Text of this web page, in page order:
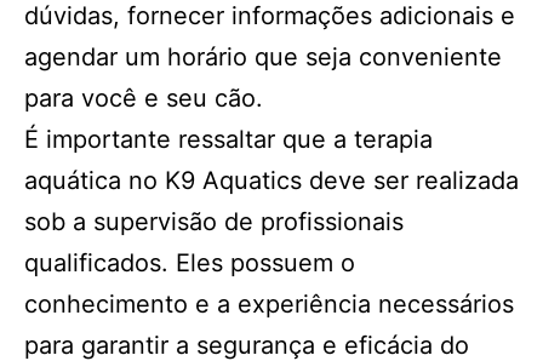
dúvidas, fornecer informações adicionais e
agendar um horário que seja conveniente
para você e seu cão.
É importante ressaltar que a terapia
aquática no K9 Aquatics deve ser realizada
sob a supervisão de profissionais
qualificados. Eles possuem o
conhecimento e a experiência necessários
para garantir a segurança e eficácia do